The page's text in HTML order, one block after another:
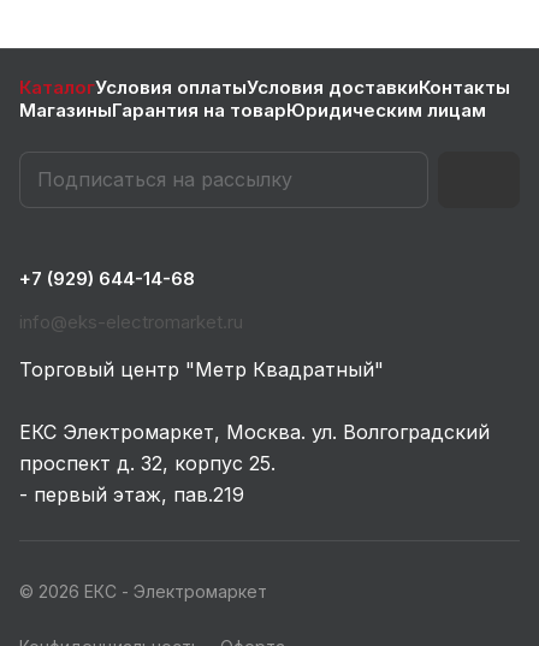
КаталогУсловия оплатыУсловия доставкиКонтакты
МагазиныГарантия на товарЮридическим лицам
+7 (929) 644-14-68
info@eks-electromarket.ru
Торговый центр "Метр Квадратный"
ЕКС Электромаркет, Москва. ул. Волгоградский
проспект д. 32, корпус 25.
- первый этаж, пав.219
© 2026 ЕКС - Электромаркет